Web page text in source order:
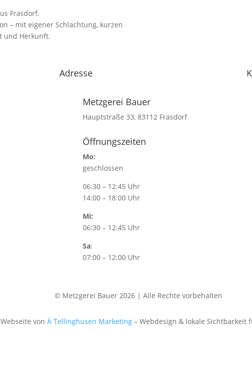
Frasdorf.
– mit eigener Schlachtung, kurzen
und Herkunft.
Adresse
Metzgerei Bauer
Hauptstraße 33, 83112 Frasdorf
Öffnungszeiten
Mo:
geschlossen
06:30 – 12:45 Uhr
14:00 – 18:00 Uhr
Mi:
06:30 – 12:45 Uhr
Sa:
07:00 – 12:00 Uhr
© Metzgerei Bauer 2026 | Alle Rechte vorbehalten
Webseite von À Tellinghusen Marketing – Webdesign & lokale Sichtbarkeit